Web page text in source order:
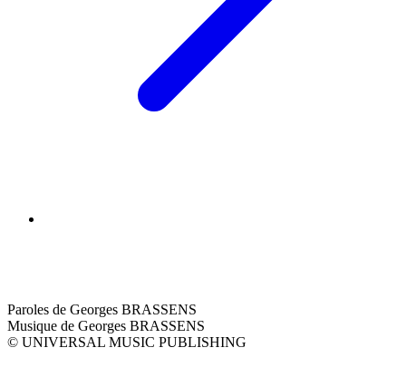
Paroles de Georges BRASSENS
Musique de Georges BRASSENS
© UNIVERSAL MUSIC PUBLISHING